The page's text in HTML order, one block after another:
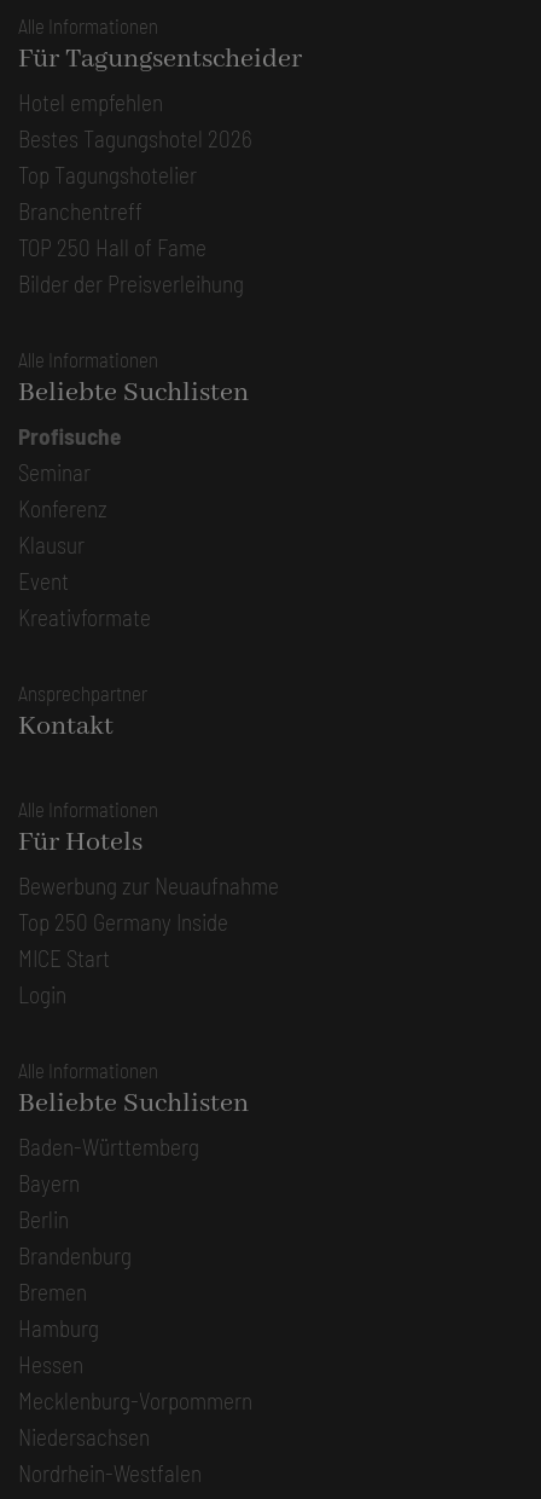
Alle Informationen
Für Tagungsentscheider
Hotel empfehlen
Bestes Tagungshotel 2026
Top Tagungshotelier
Branchentreff
TOP 250 Hall of Fame
Bilder der Preisverleihung
Alle Informationen
Beliebte Suchlisten
Profisuche
Seminar
Konferenz
Klausur
Event
Kreativformate
Ansprechpartner
Kontakt
Alle Informationen
Für Hotels
Bewerbung zur Neuaufnahme
Top 250 Germany Inside
MICE Start
Login
Alle Informationen
Beliebte Suchlisten
Baden-Württemberg
Bayern
Berlin
Brandenburg
Bremen
Hamburg
Hessen
Mecklenburg-Vorpommern
Niedersachsen
Nordrhein-Westfalen